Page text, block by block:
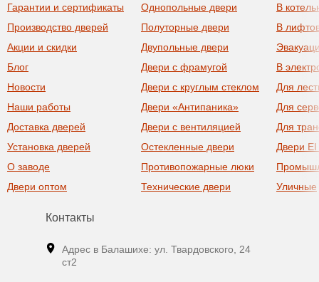
Гарантии и сертификаты
Производство дверей
Акции и скидки
Блог
Новости
Наши работы
Доставка дверей
Установка дверей
О заводе
Двери оптом
Однопольные двери
Полуторные двери
Двупольные двери
Двери с фрамугой
Двери с круглым стеклом
Двери «Антипаника»
Двери с вентиляцией
Остекленные двери
Противопожарные люки
Технические двери
В
В
В
Для
Для
Для
Двери
Уличные
Контакты
Адрес в Балашихе: ул. Твардовского, 24
ст2